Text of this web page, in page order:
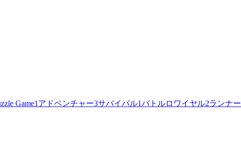
Game1 アドベンチャー3サバイバル1バトルロワイヤル2ランナー